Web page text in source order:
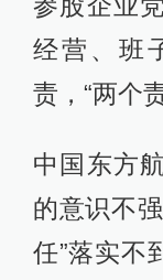
经营、班
责，“两个
中国东方
的意识不
任”落实不